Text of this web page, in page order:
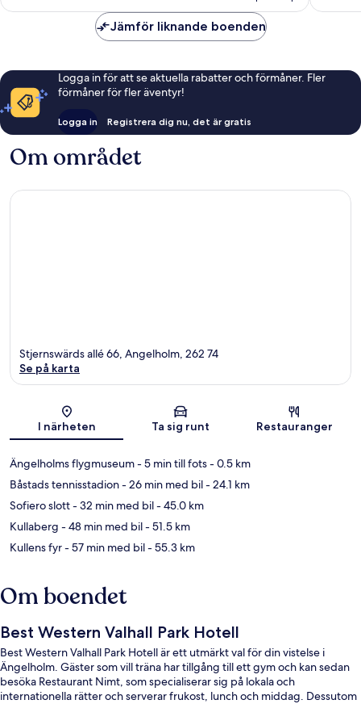
Jämför liknande boenden
Logga in för att se aktuella rabatter och förmåner. Fler
förmåner för fler äventyr!
Logga in Registrera dig nu, det är gratis
Om området
Karta
Stjernswärds allé 66, Angelholm, 262 74
Se på karta
I närheten Ta sig runt Restauranger
Ängelholms flygmuseum- 5 min till fots- 0.5 km
Båstads tennisstadion- 26 min med bil- 24.1 km
Sofiero slott- 32 min med bil- 45.0 km
Kullaberg - 48 min med bil- 51.5 km
Kullens fyr- 57 min med bil- 55.3 km
Om boendet
Best Western Valhall Park Hotell
Best Western Valhall Park Hotell är ett utmärkt val för din vistelse i
Ängelholm. Gäster som vill träna har tillgång till ett gym och kan sedan
besöka Restaurant Nimt, som specialiserar sig på lokala och
internationella rätter och serverar frukost, lunch och middag. Dessutom